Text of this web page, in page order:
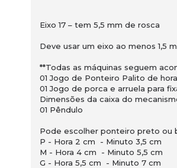
Eixo 17 – tem 5,5 mm de rosca
Deve usar um eixo ao menos 1,5
**Todas as máquinas seguem
01 Jogo de Ponteiro Palito de
01 Jogo de porca e arruela para
Dimensões da caixa do
01 Pêndulo
Pode escolher ponteiro preto ou
P - Hora 2 cm - Minuto 3,5 cm
M - Hora 4 cm - Minuto 5,5 cm
G - Hora 5,5 cm - Minuto 7 cm